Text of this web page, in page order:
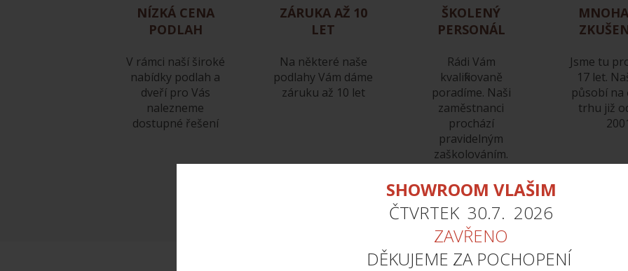
SHOWROOM VLAŠIM
ČTVRTEK 30.7. 2026
ZAVŘENO
DĚKUJEME ZA POCHOPENÍ
NÍZKÁ CENA
PODLAH
V rámci naší široké
nabídky podlah a
dveří pro Vás
nalezneme
dostupné řešení
ZÁRUKA AŽ 10
LET
Na některé naše
podlahy Vám dáme
záruku až 10 let
ŠKOLENÝ
PERSONÁL
Rádi Vám
kvalifikovaně
poradíme. Naši
zaměstnanci
prochází
pravidelným
zaškolováním.
Jsme tu
17 let.
působí na
trhu již